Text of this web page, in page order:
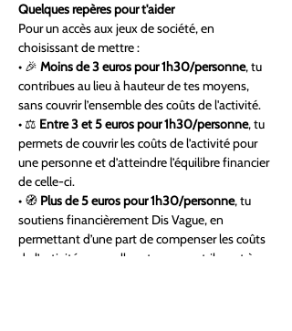
Quelques repères pour t'aider
Pour un accès aux jeux de société, en
choisissant de mettre :
• 🎉 Moins de3 euros pour 1h30/personne, tu
contribues au lieu à hauteur de tes moyens,
sans couvrir l’ensemble des coûts de l'activité.
• ⚖️ Entre 3 et 5 euros pour 1h30/personne, tu
permets de couvrir les coûts de l’activité pour
une personne et d’atteindre l’équilibre financier
de celle-ci.
• 🧭 Plus de 5 euros pour 1h30/personne, tu
soutiens financièrement Dis Vague, en
permettant d’une part de compenser les coûts
de l’activité pour celles et ceux contribuant à